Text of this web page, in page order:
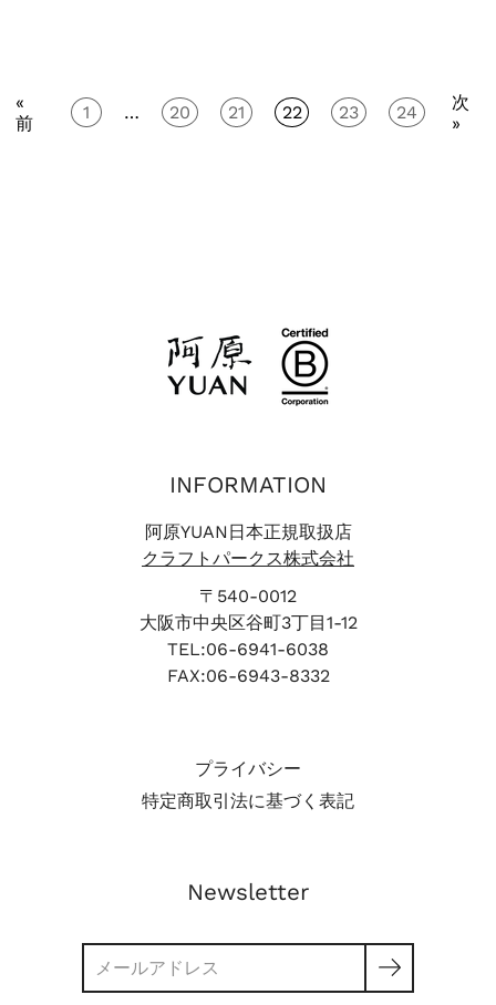
を応援して下さっている皆さまへ感謝を込めてのキャン
ペーン。ぜひ一緒に盛り上げてください！
に、パスポートなしの東京台湾旅行を満喫しましょ
う！！
えるヨモギソープ。 古い角質をケアし美肌へ導く、ハイ
ビスカスソープ。 やわらかで弾力のある艶肌へ、四神ソ
贅沢な香りも特徴です。 他に、センブリ、ニガウリ、レ
モン、ミカンシャンプーもお選びいただけます。 この夏
はトライアルセットで、阿原/YUAN（ユアン）の人気商
桃・ソウキッカ・センブリ・苦瓜・レモン・ミカン）シ
ニソープ ５つ 月桃 ヨモギ ハトムギ+リョクト
ウ 四神 ハイビスカス ★ユアンオリジナルポーチ
3,705円（税込）
«
前
1 … 20 21 22 23 24
次
»
INFORMATION
阿原YUAN日本正規取扱店
クラフトパークス株式会社
〒540-0012
大阪市中央区谷町3丁目1-12
TEL:06-6941-6038
FAX:06-6943-8332
プライバシー
特定商取引法に基づく表記
Newsletter
索